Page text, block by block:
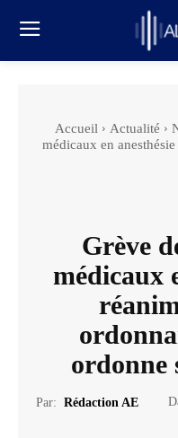
Accueil Actualité
médicaux en
Grève
médicaux
ordonne
Par: Rédaction AE